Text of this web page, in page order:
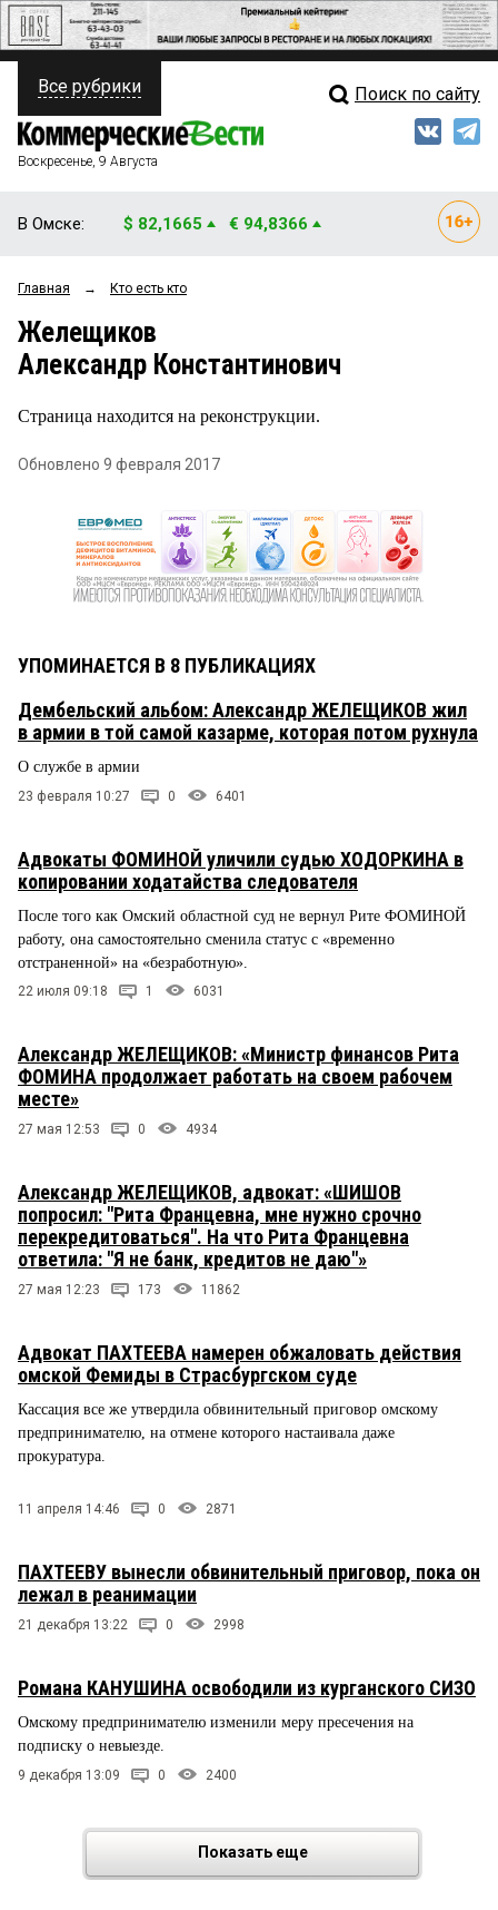
ПОЛИТИКА
ФИНАНСЫ
ОБЩЕСТВО
ЗАКОН
Свежий выпуск
Все рубрики Поиск по сайту
Воскресенье, 9 Августа
В Омске: $ 82,1665 € 94,8366
Главная → Кто есть кто
Желещиков
Александр Константинович
Страница находится на реконструкции.
Обновлено 9 февраля 2017
УПОМИНАЕТСЯ В 8 ПУБЛИКАЦИЯХ
Дембельский альбом: Александр ЖЕЛЕЩИКОВ жил
в армии в той самой казарме, которая потом рухнула
О службе в армии
23 февраля 10:27 0 6401
Адвокаты ФОМИНОЙ уличили судью ХОДОРКИНА в
копировании ходатайства следователя
После того как Омский областной суд не вернул Рите ФОМИНОЙ
работу, она самостоятельно сменила статус с «временно
отстраненной» на «безработную».
22 июля 09:18 1 6031
Александр ЖЕЛЕЩИКОВ: «Министр финансов Рита
ФОМИНА продолжает работать на своем рабочем
месте»
27 мая 12:53 0 4934
Александр ЖЕЛЕЩИКОВ, адвокат: «ШИШОВ
попросил: "Рита Францевна, мне нужно срочно
перекредитоваться". На что Рита Францевна
ответила: "Я не банк, кредитов не даю"»
27 мая 12:23 173 11862
Адвокат ПАХТЕЕВА намерен обжаловать действия
омской Фемиды в Страсбургском суде
Кассация все же утвердила обвинительный приговор омскому
предпринимателю, на отмене которого настаивала даже
прокуратура.
11 апреля 14:46 0 2871
ПАХТЕЕВУ вынесли обвинительный приговор, пока он
лежал в реанимации
21 декабря 13:22 0 2998
Романа КАНУШИНА освободили из курганского СИЗО
Омскому предпринимателю изменили меру пресечения на
подписку о невыезде.
9 декабря 13:09 0 2400
Показать еще